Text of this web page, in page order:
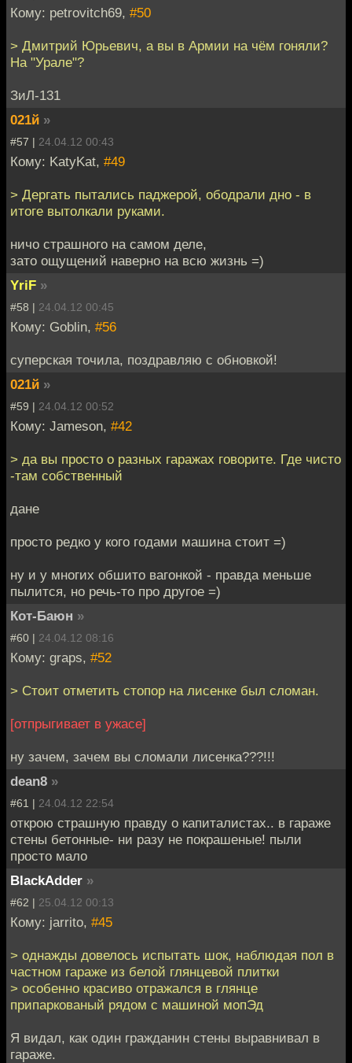
Кому: petrovitch69, #50
> Дмитрий Юрьевич, а вы в Армии на чём гоняли?
На "Урале"?
ЗиЛ-131
021й »
#57 | 24.04.12 00:43
Кому: KatyKat, #49
> Дергать пытались паджерой, ободрали дно - в
итоге вытолкали руками.
ничо страшного на самом деле,
зато ощущений наверно на всю жизнь =)
YriF »
#58 | 24.04.12 00:45
Кому: Goblin, #56
суперская точила, поздравляю с обновкой!
021й »
#59 | 24.04.12 00:52
Кому: Jameson, #42
> да вы просто о разных гаражах говорите. Где чисто
-там собственный
дане
просто редко у кого годами машина стоит =)
ну и у многих обшито вагонкой - правда меньше
пылится, но речь-то про другое =)
Кот-Баюн »
#60 | 24.04.12 08:16
Кому: graps, #52
> Стоит отметить стопор на лисенке был сломан.
[отпрыгивает в ужасе]
ну зачем, зачем вы сломали лисенка???!!!
dean8 »
#61 | 24.04.12 22:54
открою страшную правду о капиталистах.. в гараже
стены бетонные- ни разу не покрашеные! пыли
просто мало
BlackAdder »
#62 | 25.04.12 00:13
Кому: jarrito, #45
> однажды довелось испытать шок, наблюдая пол в
частном гараже из белой глянцевой плитки
> особенно красиво отражался в глянце
припаркованый рядом с машиной мопЭд
Я видал, как один гражданин стены выравнивал в
гараже.